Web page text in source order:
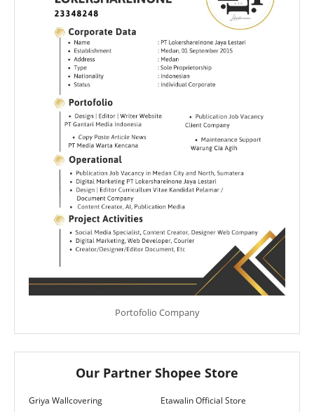
Portofolio Company
Our Partner Shopee Store
Griya Wallcovering Etawalin Official Store